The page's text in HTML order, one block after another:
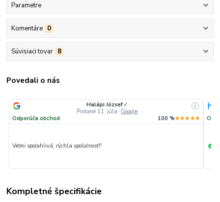
Parametre
Komentáre 0
Súvisiaci tovar 8
Povedali o nás
Halápi József✓
Pridané 11. júla · Google
i
Odporúča obchod 100 %★★★★★
Veľmi spoľahlivá, rýchla spoločnosť!! +
Kompletné špecifikácie